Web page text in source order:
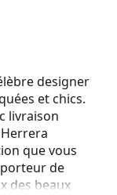
designer
et chics.
livraison
que vous
de
des beaux